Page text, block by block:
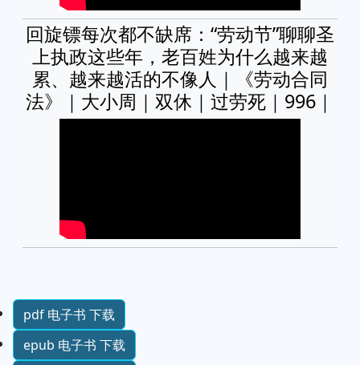
回旋镖每次都不缺席：“劳动节”聊聊圣
上执政这些年，老百姓为什么越来越
累、越来越活的不像人｜《劳动合同
法》｜大小周｜双休｜过劳死｜996｜
pdf 电子书 下载
epub 电子书 下载